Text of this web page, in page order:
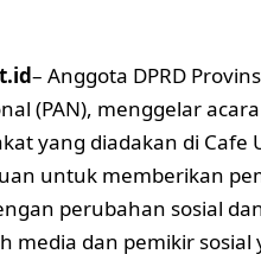
– Anggota DPRD
(PAN), menggelar
yang diadakan di Cafe
untuk memberikan
perubahan sosial
media dan pemikir